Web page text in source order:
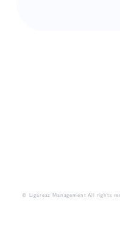
© Ligareaz Management All rights